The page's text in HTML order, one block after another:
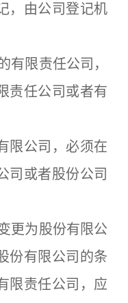
，由公司登记机
限责任公司，
责任公司或者有
公司，必须在
司或者股份公司
为股份有限公
份有限公司的条
限责任公司，应